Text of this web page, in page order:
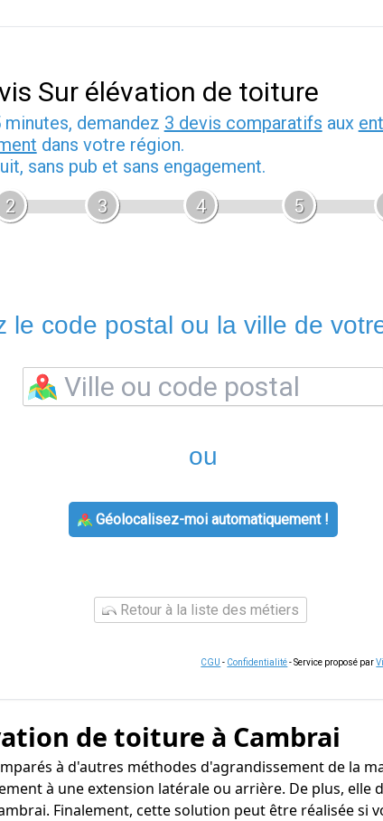
Sur élévation de toiture
minutes, demandez 3 devis comparatifs aux
dans votre région.
sans pub et sans engagement.
2 3 4 5
le code postal ou la ville de
ou
Géolocalisez-moi automatiquement !
Retour à la liste des métiers
CGU - Confidentialité- Service proposé par
de toiture à Cambrai
à d'autres méthodes d'agrandissement de la
à une extension latérale ou arrière. De plus, elle
Finalement, cette solution peut être réalisée si